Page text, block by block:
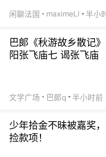
闲聊法国 maximeLI 半小
巴郞《秋游故乡散记
阳张飞庙七 谒张飞庙
文学广场 巴郞q 半小时前
少年拾金不昧被嘉奖
捡款项！